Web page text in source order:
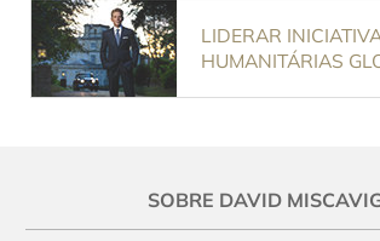
LIDERAR
HUMANITÁRIAS
SOBRE DAVID